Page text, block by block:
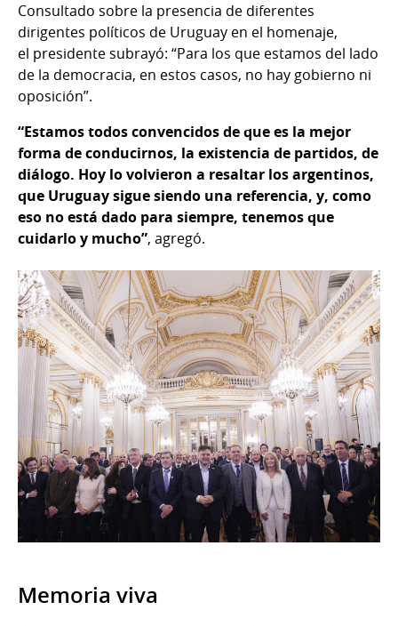
Consultado sobre la presencia de diferentes
dirigentes políticos de Uruguay en el homenaje,
el presidente subrayó: “Para los que estamos del lado
de la democracia, en estos casos, no hay gobierno ni
oposición”.
“Estamos todos convencidos de que es la mejor
forma de conducirnos, la existencia de partidos, de
diálogo. Hoy lo volvieron a resaltar los argentinos,
que Uruguay sigue siendo una referencia, y, como
eso no está dado para siempre, tenemos que
cuidarlo y mucho”, agregó.
Memoria viva